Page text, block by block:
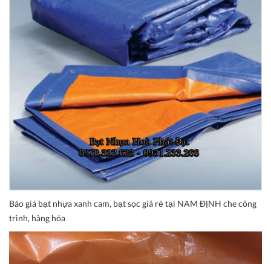
Báo giá bạt nhựa xanh cam, bạt sọc giá rẻ tại NAM ĐỊNH che công
trình, hàng hóa